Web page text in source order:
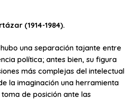
(1914-1984).
una separación tajante entre
política; antes bien, su figura
más complejas del intelectual
la imaginación una herramienta
de posición ante las